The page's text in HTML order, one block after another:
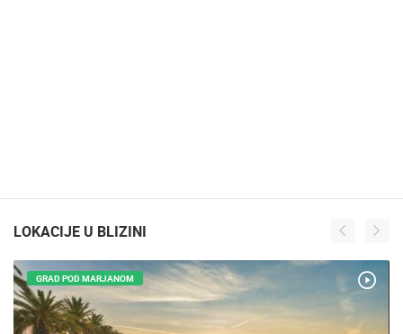
LOKACIJE U BLIZINI
GRAD POD MARJANOM